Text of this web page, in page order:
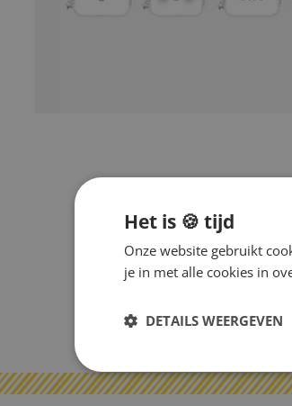
Het is 🍪 tijd
Onze website gebruikt
je in met alle cookies in
DETAILS WEERGEVEN